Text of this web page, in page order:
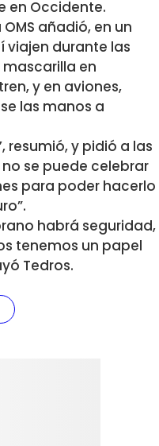
en Occidente.
añadió, en un
viajen durante las
en
y en aviones,
las manos a
, resumió, y pidió a las
se puede celebrar
para poder hacerlo
habrá seguridad,
tenemos un papel
Tedros.